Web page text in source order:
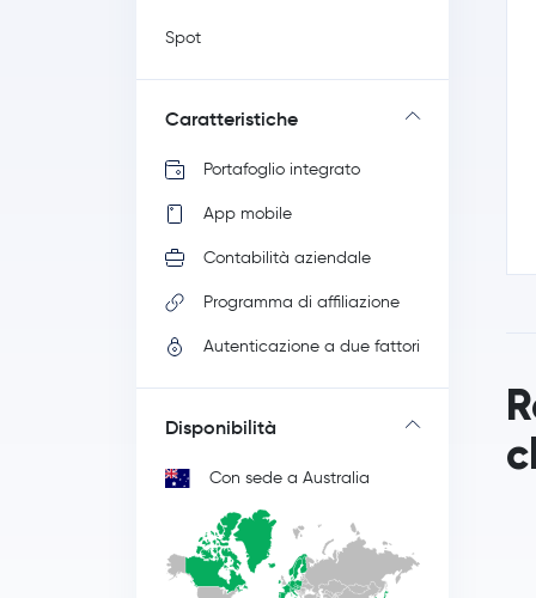
Spot
Caratteristiche
Portafoglio integrato
App mobile
Contabilità aziendale
Programma di affiliazione
Autenticazione a due fattori
Disponibilità
Con sede a Australia